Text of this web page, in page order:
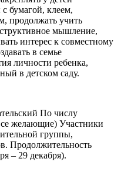
бумагой, клеем,
продолжать учить
мышление,
интерес к совместному
в семье
личности ребенка,
в детском саду.
По числу
желающие) Участники
группы,
Продолжительность
– 29 декабря).